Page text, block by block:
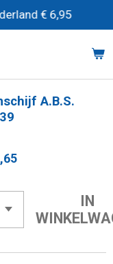
€ 6,95
A.B.S.
IN